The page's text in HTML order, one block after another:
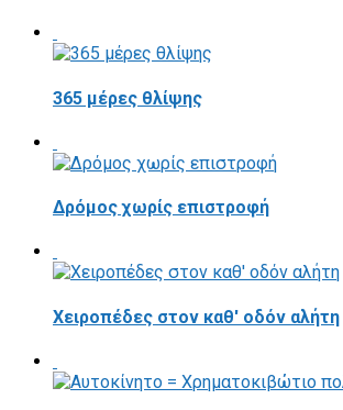
365 μέρες θλίψης
Δρόμος χωρίς επιστροφή
Χειροπέδες στον καθ' οδόν αλήτη